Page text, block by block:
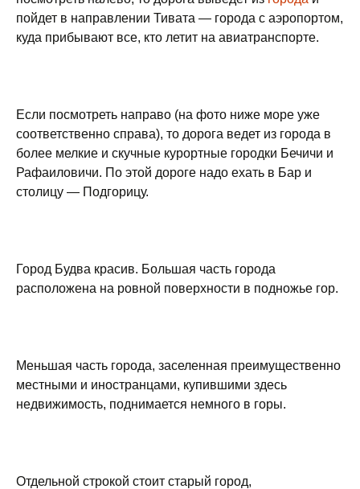
пойдет в направлении Тивата — города с аэропортом,
куда прибывают все, кто летит на авиатранспорте.
Если посмотреть направо (на фото ниже море уже
соответственно справа), то дорога ведет из города в
более мелкие и скучные курортные городки Бечичи и
Рафаиловичи. По этой дороге надо ехать в Бар и
столицу — Подгорицу.
Город Будва красив. Большая часть города
расположена на ровной поверхности в подножье гор.
Меньшая часть города, заселенная преимущественно
местными и иностранцами, купившими здесь
недвижимость, поднимается немного в горы.
Отдельной строкой стоит старый город,